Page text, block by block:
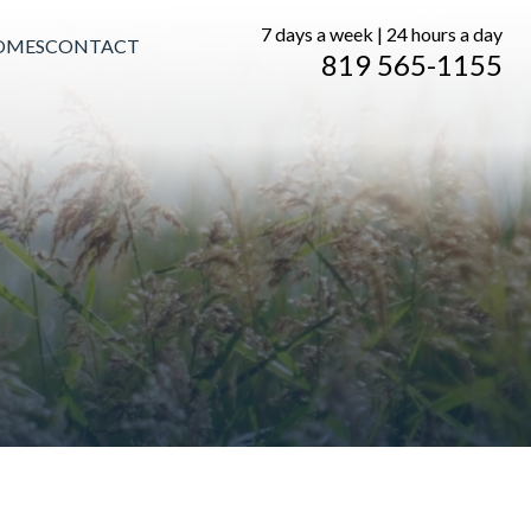
CONTACT
7 days a week | 24 hours a day
819 565-1155